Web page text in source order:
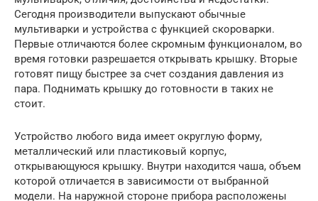
Сегодня производители выпускают обычные
мультиварки и устройства с функцией скороварки.
Первые отличаются более скромным функционалом, во
время готовки разрешается открывать крышку. Вторые
готовят пищу быстрее за счет создания давления из
пара. Поднимать крышку до готовности в таких не
стоит.
Устройство любого вида имеет округлую форму,
металлический или пластиковый корпус,
открывающуюся крышку. Внутри находится чаша, объем
которой отличается в зависимости от выбранной
модели. На наружной стороне прибора расположены